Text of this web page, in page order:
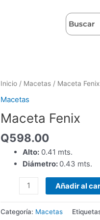
Inicio / Macetas / Maceta Fenix
Macetas
Maceta Fenix
Q598.00
Alto: 0.41 mts.
Diámetro: 0.43 mts.
Maceta
Añadir al
Categoría: Macetas